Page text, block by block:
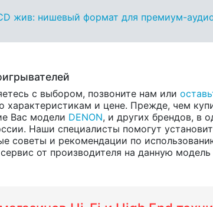
жив: нишевый формат для премиум-
с выбором, позвоните нам или
характеристикам и цене. Прежде, чем
Вас модели DENON, и других брендов, в
Наши специалисты помогут
советы и рекомендации по
от производителя на данную